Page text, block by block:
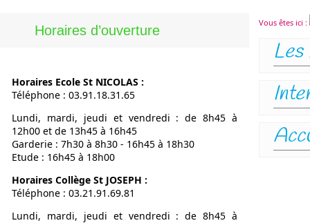
Historique
Notre
Calendrier
L’APEL
Horaires d’ouverture
Horaires Ecole St NICOLAS :
Téléphone : 03.91.18.31.65
Lundi, mardi, jeudi et vendredi : de 8h45 à
12h00 et de 13h45 à 16h45
Garderie : 7h30 à 8h30 - 16h45 à 18h30
Etude : 16h45 à 18h00
Horaires Collège St JOSEPH :
Téléphone : 03.21.91.69.81
Lundi, mardi, jeudi et vendredi : de 8h45 à
Vous êtes ici :